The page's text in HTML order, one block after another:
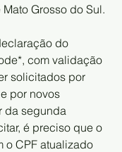
Grosso do Sul.
do
com validação
solicitados por
por novos
da segunda
é preciso que o
o CPF atualizado